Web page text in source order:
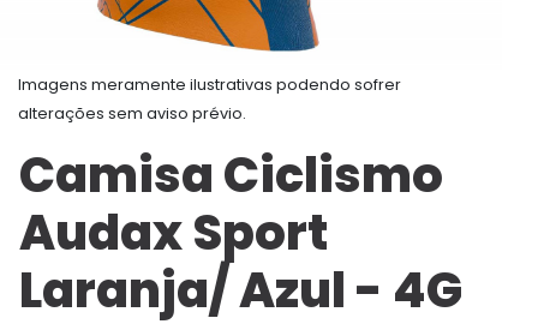
Imagens meramente ilustrativas podendo sofrer
alterações sem aviso prévio.
Camisa Ciclismo
Audax Sport
Laranja/ Azul - 4G